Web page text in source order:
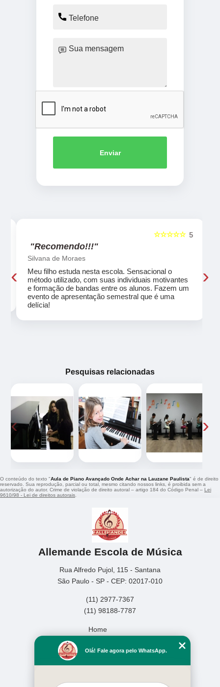
Enviar
5
☆☆☆☆☆
"Recomendo!!!"
Silvana de Moraes
Meu filho estuda nesta escola. Sensacional o
método utilizado, com suas individuais motivantes
e formação de bandas entre os alunos. Fazem um
evento de apresentação semestral que é uma
delícia!
‹ ›
Pesquisas relacionadas
‹ ›
O conteúdo do texto "Aula de Piano Avançado Onde Achar na Lauzane Paulista" é de direito
reservado. Sua reprodução, parcial ou total, mesmo citando nossos links, é proibida sem a
autorização do autor. Crime de violação de direito autoral – artigo 184 do Código Penal – Lei
9610/98 - Lei de direitos autorais
Allemande Escola de Música
Rua Alfredo Pujol, 115 - Santana
São Paulo - SP - CEP: 02017-010
(11) 2977-7367
(11) 98188-7787
Home
Missão
Serviços
Olá! Fale agora pelo WhatsApp.